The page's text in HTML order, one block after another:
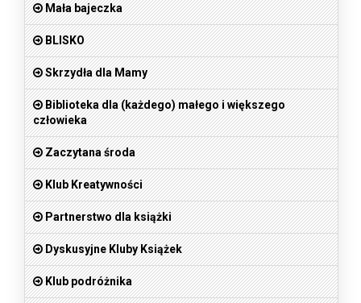
Mała bajeczka
BLISKO
Skrzydła dla Mamy
Biblioteka dla (każdego) małego i większego
człowieka
Zaczytana środa
Klub Kreatywności
Partnerstwo dla książki
Dyskusyjne Kluby Książek
Klub podróżnika